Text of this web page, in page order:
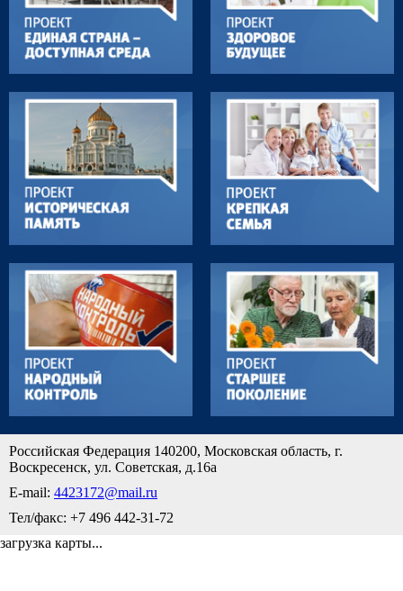
Российская Федерация 140200, Московская область, г.
Воскресенск, ул. Советская, д.16а
E-mail: 4423172@mail.ru
Тел/факс: +7 496 442-31-72
загрузка карты...